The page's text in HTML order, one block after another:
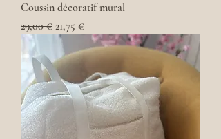
Coussin décoratif mural
Prix original
29,00 € Prix promotionnel
21,75 €